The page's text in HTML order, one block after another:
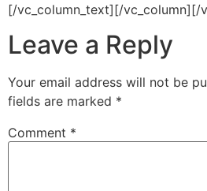
[/vc_column_text][/vc_column][/
Leave a Reply
Your email address will not be
fields are marked *
Comment *